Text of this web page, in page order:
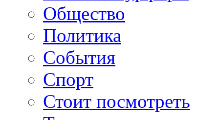
Общество
Политика
События
Спорт
Стоит посмотреть